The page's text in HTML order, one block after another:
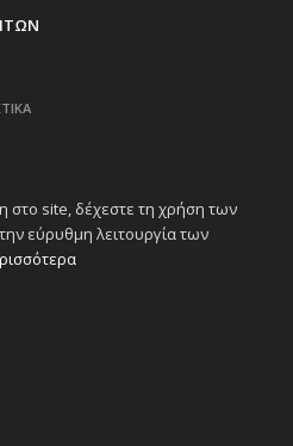
στο site, δέχεστε τη χρήση των
εύρυθμη λειτουργία των